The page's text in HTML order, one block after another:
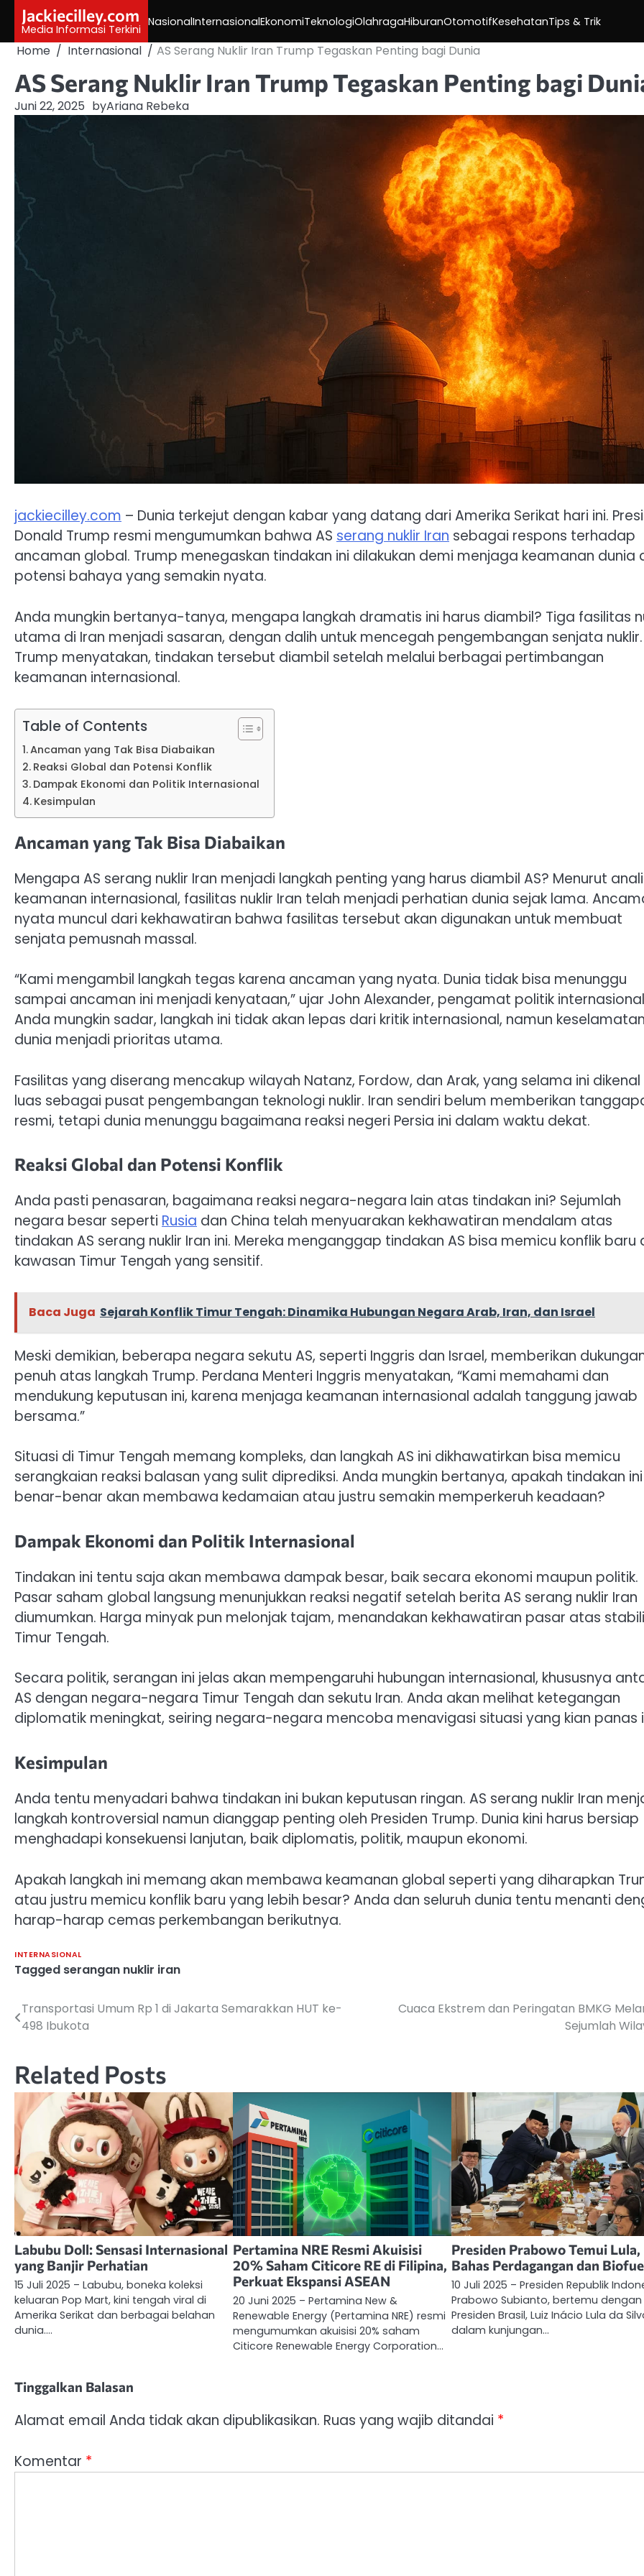
content
Jackiecilley.com
Media Informasi Terkini
NasionalInternasionalEkonomiTeknologiOlahragaHiburanOtomotifKesehatanTips & Trik
Home Internasional AS Serang Nuklir Iran Trump Tegaskan Penting bagi Dunia
AS Serang Nuklir Iran Trump Tegaskan Penting bagi
Juni 22, 2025 byAriana Rebeka
jackiecilley.com – Dunia terkejut dengan kabar yang datang dari Amerika Serikat hari ini.
Donald Trump resmi mengumumkan bahwa AS serang nuklir Iran sebagai respons terhadap
ancaman global. Trump menegaskan tindakan ini dilakukan demi menjaga keamanan dunia
potensi bahaya yang semakin nyata.
Anda mungkin bertanya-tanya, mengapa langkah dramatis ini harus diambil? Tiga fasilitas
utama di Iran menjadi sasaran, dengan dalih untuk mencegah pengembangan senjata nuklir.
Trump menyatakan, tindakan tersebut diambil setelah melalui berbagai pertimbangan
keamanan internasional.
Table of Contents
Ancaman yang Tak Bisa Diabaikan
Reaksi Global dan Potensi Konflik
Dampak Ekonomi dan Politik Internasional
Kesimpulan
Ancaman yang Tak Bisa Diabaikan
Mengapa AS serang nuklir Iran menjadi langkah penting yang harus diambil AS? Menurut
keamanan internasional, fasilitas nuklir Iran telah menjadi perhatian dunia sejak lama.
nyata muncul dari kekhawatiran bahwa fasilitas tersebut akan digunakan untuk membuat
senjata pemusnah massal.
“Kami mengambil langkah tegas karena ancaman yang nyata. Dunia tidak bisa menunggu
sampai ancaman ini menjadi kenyataan,” ujar John Alexander, pengamat politik
Anda mungkin sadar, langkah ini tidak akan lepas dari kritik internasional, namun keselamatan
dunia menjadi prioritas utama.
Fasilitas yang diserang mencakup wilayah Natanz, Fordow, dan Arak, yang selama ini dikenal
luas sebagai pusat pengembangan teknologi nuklir. Iran sendiri belum memberikan
resmi, tetapi dunia menunggu bagaimana reaksi negeri Persia ini dalam waktu dekat.
Reaksi Global dan Potensi Konflik
Anda pasti penasaran, bagaimana reaksi negara-negara lain atas tindakan ini? Sejumlah
negara besar seperti Rusia dan China telah menyuarakan kekhawatiran mendalam atas
tindakan AS serang nuklir Iran ini. Mereka menganggap tindakan AS bisa memicu konflik baru
kawasan Timur Tengah yang sensitif.
Baca Juga Sejarah Konflik Timur Tengah: Dinamika Hubungan Negara Arab, Iran, dan Israel
Meski demikian, beberapa negara sekutu AS, seperti Inggris dan Israel, memberikan
penuh atas langkah Trump. Perdana Menteri Inggris menyatakan, “Kami memahami dan
mendukung keputusan ini, karena menjaga keamanan internasional adalah tanggung jawab
bersama.”
Situasi di Timur Tengah memang kompleks, dan langkah AS ini dikhawatirkan bisa memicu
serangkaian reaksi balasan yang sulit diprediksi. Anda mungkin bertanya, apakah tindakan ini
benar-benar akan membawa kedamaian atau justru semakin memperkeruh keadaan?
Dampak Ekonomi dan Politik Internasional
Tindakan ini tentu saja akan membawa dampak besar, baik secara ekonomi maupun politik.
Pasar saham global langsung menunjukkan reaksi negatif setelah berita AS serang nuklir Iran
diumumkan. Harga minyak pun melonjak tajam, menandakan kekhawatiran pasar atas
Timur Tengah.
Secara politik, serangan ini jelas akan mempengaruhi hubungan internasional, khususnya
AS dengan negara-negara Timur Tengah dan sekutu Iran. Anda akan melihat ketegangan
diplomatik meningkat, seiring negara-negara mencoba menavigasi situasi yang kian panas
Kesimpulan
Anda tentu menyadari bahwa tindakan ini bukan keputusan ringan. AS serang nuklir Iran
langkah kontroversial namun dianggap penting oleh Presiden Trump. Dunia kini harus bersiap
menghadapi konsekuensi lanjutan, baik diplomatis, politik, maupun ekonomi.
Apakah langkah ini memang akan membawa keamanan global seperti yang diharapkan
atau justru memicu konflik baru yang lebih besar? Anda dan seluruh dunia tentu menanti
harap-harap cemas perkembangan berikutnya.
INTERNASIONAL
Tagged serangan nuklir iran
Navigasi
Transportasi Umum Rp 1 di Jakarta Semarakkan HUT ke-
498 Ibukota
Cuaca Ekstrem dan Peringatan BMKG
Sejumlah
Related Posts
Labubu Doll: Sensasi Internasional
yang Banjir Perhatian
15 Juli 2025 – Labubu, boneka koleksi
keluaran Pop Mart, kini tengah viral di
Amerika Serikat dan berbagai belahan
dunia.…
Pertamina NRE Resmi Akuisisi
20% Saham Citicore RE di Filipina,
Perkuat Ekspansi ASEAN
20 Juni 2025 – Pertamina New &
Renewable Energy (Pertamina NRE) resmi
mengumumkan akuisisi 20% saham
Citicore Renewable Energy Corporation…
Presiden Prabowo Temui Lula,
Bahas Perdagangan dan
10 Juli 2025 – Presiden Republik
Prabowo Subianto, bertemu dengan
Presiden Brasil, Luiz Inácio Lula da
dalam kunjungan…
Tinggalkan Balasan
Alamat email Anda tidak akan dipublikasikan. Ruas yang wajib ditandai *
Komentar *